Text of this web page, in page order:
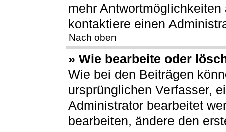
mehr
kontaktiere einen
Nach oben
» Wie bearbeite oder
Wie bei den Beiträgen
ursprünglichen Verfasser,
Administrator bearbeitet
bearbeiten, ändere den